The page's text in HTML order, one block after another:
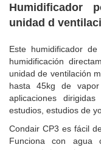
Humidificador
unidad d
Este humidificador
humidificación
unidad de ventilación
hasta 45kg de
aplicaciones
estudios, estudios de
Condair CP3 es fácil
Funciona con agua